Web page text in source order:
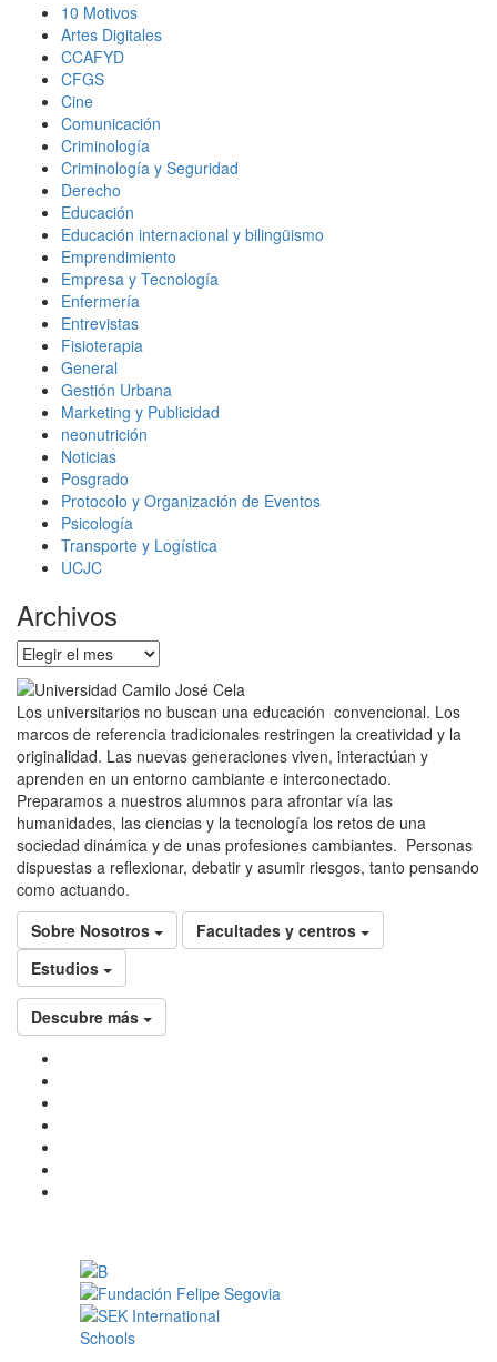
10 Motivos
Artes Digitales
CCAFYD
CFGS
Cine
Comunicación
Criminología
Criminología y Seguridad
Derecho
Educación
Educación internacional y bilingüismo
Emprendimiento
Empresa y Tecnología
Enfermería
Entrevistas
Fisioterapia
General
Gestión Urbana
Marketing y Publicidad
neonutrición
Noticias
Posgrado
Protocolo y Organización de Eventos
Psicología
Transporte y Logística
UCJC
Archivos
Archivos
Los universitarios no buscan una educación convencional. Los
marcos de referencia tradicionales restringen la creatividad y la
originalidad. Las nuevas generaciones viven, interactúan y
aprenden en un entorno cambiante e interconectado.
Preparamos a nuestros alumnos para afrontar vía las
humanidades, las ciencias y la tecnología los retos de una
sociedad dinámica y de unas profesiones cambiantes. Personas
dispuestas a reflexionar, debatir y asumir riesgos, tanto pensando
como actuando.
Sobre Nosotros
Facultades y centros
Estudios
Descubre más